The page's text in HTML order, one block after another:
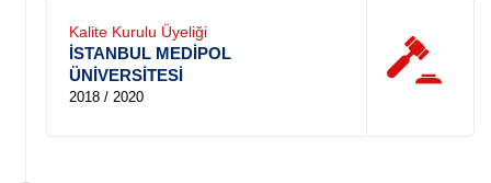
Kalite Kurulu Üyeliği
İSTANBUL MEDİPOL
ÜNİVERSİTESİ
2018 / 2020